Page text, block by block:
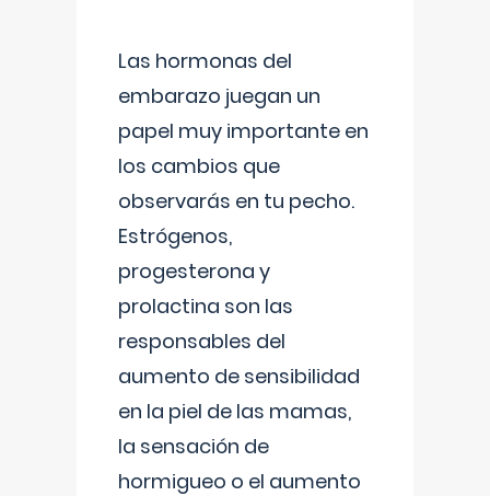
Las hormonas del
embarazo juegan un
papel muy importante en
los cambios que
observarás en tu pecho.
Estrógenos,
progesterona y
prolactina son las
responsables del
aumento de sensibilidad
en la piel de las mamas,
la sensación de
hormigueo o el aumento